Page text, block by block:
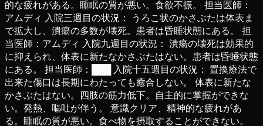
的な疲れがある。睡眠の質が悪い。食欲不振。 担当医師：
アムディ 入院三週目の状況： うろこ状のかさぶたは体表ま
で拡大し、潰瘍の多数が壊死。患者は昏睡状態にある。 担
当医師：アムディ 入院九週目の状況： 潰瘍の壊死は効果的
に抑えられ、体表に新たなかさぶたはない。患者は昏睡状態
にある。 担当医師：███ 入院十五週目の状況： 置換療法で
出来た傷口は長期にわたっても癒合しない。 体表に新たな
かさぶたはない。四肢の筋力低下。自主的に掌握ができな
い。発熱、嘔吐が伴う。 意識クリア、精神的な疲れがあ
る。睡眠の質が悪い。食べ物を摂取することができない。